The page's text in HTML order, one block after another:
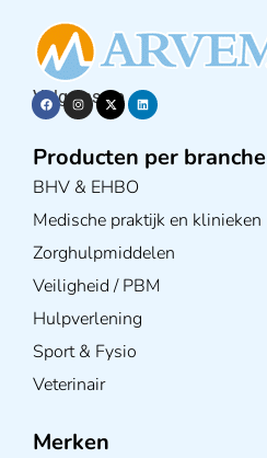
Volg ons op
Producten per branche
BHV & EHBO
Medische praktijk en klinieken
Zorghulpmiddelen
Veiligheid / PBM
Hulpverlening
Sport & Fysio
Veterinair
Merken